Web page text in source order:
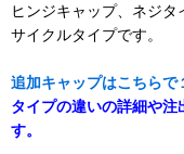
ヒンジキャップ、ネジ
サイクルタイプです。
追加キャップはこちらで
タイプの違いの詳細や注
す。